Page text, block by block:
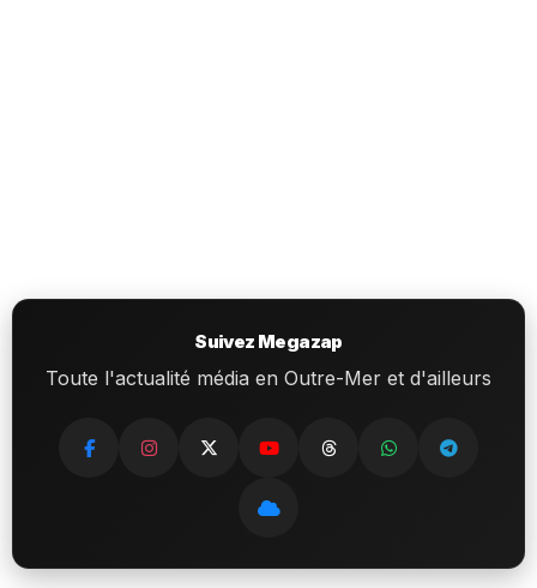
Suivez Megazap
Toute l'actualité média en Outre-Mer et d'ailleurs